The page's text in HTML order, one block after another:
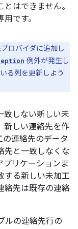
はできません。
です。
ロバイダに追加し
例外が発生し
る列を更新しよう
致しない新しい未
新しい連絡先を作
連絡先のデータ
先と一致しなくな
プリケーションま
する新しい未加工
絡先は既存の連絡
ルの連絡先行の